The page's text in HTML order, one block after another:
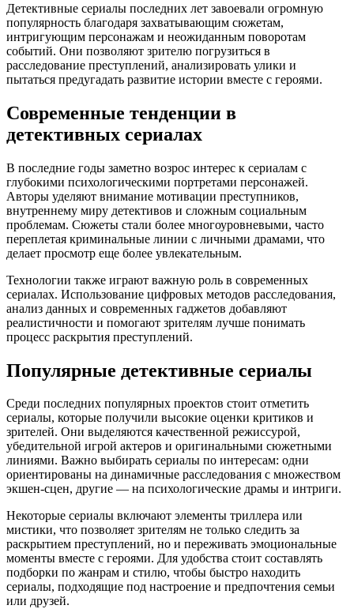
Детективные сериалы последних лет завоевали огромную
популярность благодаря захватывающим сюжетам,
интригующим персонажам и неожиданным поворотам
событий. Они позволяют зрителю погрузиться в
расследование преступлений, анализировать улики и
пытаться предугадать развитие истории вместе с героями.
Современные тенденции в
детективных сериалах
В последние годы заметно возрос интерес к сериалам с
глубокими психологическими портретами персонажей.
Авторы уделяют внимание мотивации преступников,
внутреннему миру детективов и сложным социальным
проблемам. Сюжеты стали более многоуровневыми, часто
переплетая криминальные линии с личными драмами, что
делает просмотр еще более увлекательным.
Технологии также играют важную роль в современных
сериалах. Использование цифровых методов расследования,
анализ данных и современных гаджетов добавляют
реалистичности и помогают зрителям лучше понимать
процесс раскрытия преступлений.
Популярные детективные сериалы
Среди последних популярных проектов стоит отметить
сериалы, которые получили высокие оценки критиков и
зрителей. Они выделяются качественной режиссурой,
убедительной игрой актеров и оригинальными сюжетными
линиями. Важно выбирать сериалы по интересам: одни
ориентированы на динамичные расследования с множеством
экшен-сцен, другие — на психологические драмы и интриги.
Некоторые сериалы включают элементы триллера или
мистики, что позволяет зрителям не только следить за
раскрытием преступлений, но и переживать эмоциональные
моменты вместе с героями. Для удобства стоит составлять
подборки по жанрам и стилю, чтобы быстро находить
сериалы, подходящие под настроение и предпочтения семьи
или друзей.